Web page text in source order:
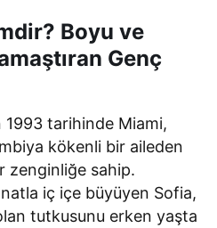
Boyu ve
Genç
1993 tarihinde Miami,
kökenli bir aileden
zenginliğe sahip.
iç içe büyüyen Sofia,
tutkusunu erken yaşta